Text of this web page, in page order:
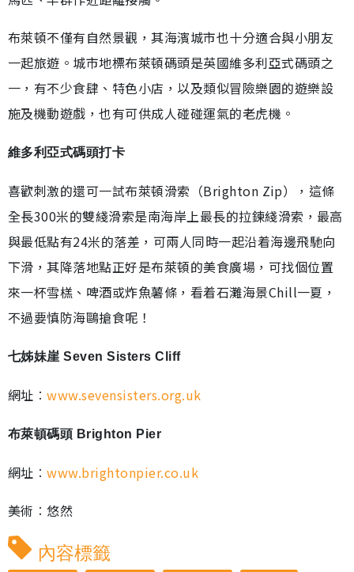
布萊頓不僅有自然景觀，其海濱城市也十分適合與小朋友
一起旅遊。城市地標布萊頓碼頭是英國維多利亞式碼頭之
一，有不少食肆、特色小店，以及類似冒險樂園的遊樂設
施及機動遊戲，也有可供成人碰碰運氣的老虎機。
維多利亞式碼頭打卡
喜歡刺激的還可一試布萊頓滑索（Brighton Zip），這條
全長300米的雙綫滑索是南海岸上最長的拉鍊綫滑索，最高
與最低點有24米的落差，可兩人同時一起沿着海邊飛馳向
下滑，其降落地點正好是布萊頓的美食廣場，可找個位置
來一杯雪榚、啤酒或炸魚薯條，看着石灘海景Chill一夏，
不過要慎防海鷗搶食呢！
七姊妹崖 Seven Sisters Cliff
網址︰www.sevensisters.org.uk
布萊頓碼頭 Brighton Pier
網址︰www.brightonpier.co.uk
美術︰悠然
內容標籤